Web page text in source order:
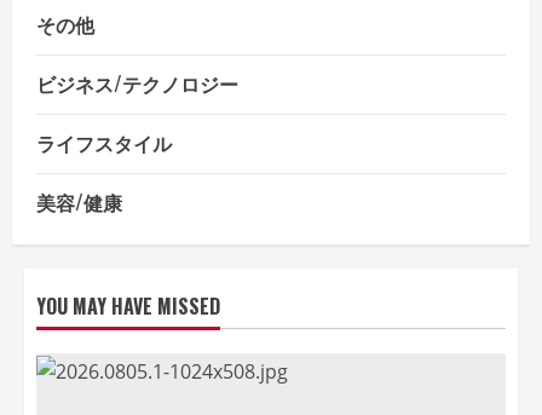
その他
ビジネス/テクノロジー
ライフスタイル
美容/健康
YOU MAY HAVE MISSED